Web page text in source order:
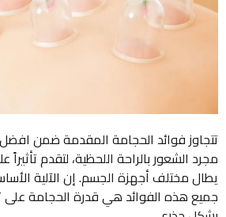
تتجاوز فوائد الحجامة المقدمة ضمن
مجرد الشعور بالراحة اللحظية، لتقدم
يطال مختلف أجهزة الجسم. إن الآلية
جميع هذه الفوائد هي قدرة الحجامة على